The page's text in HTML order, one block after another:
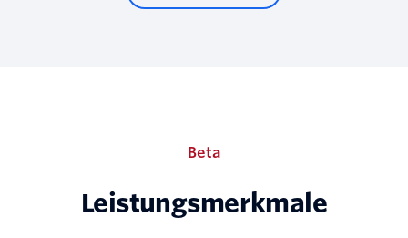
Beta
Leistungsmerkmale